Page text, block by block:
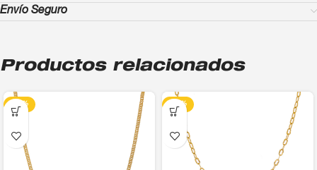
Envío Seguro
Productos relacionados
-13% -13%